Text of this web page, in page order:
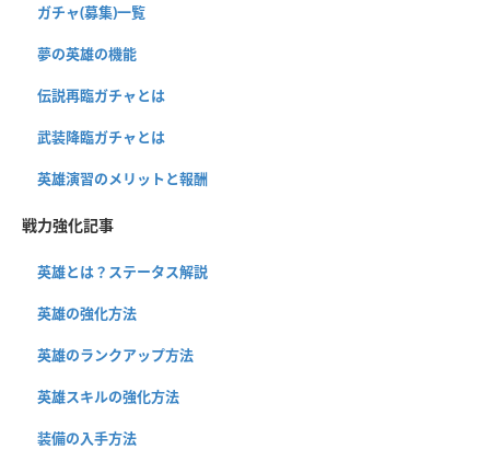
ガチャ(募集)一覧
夢の英雄の機能
伝説再臨ガチャとは
武装降臨ガチャとは
英雄演習のメリットと報酬
戦力強化記事
英雄とは？ステータス解説
英雄の強化方法
英雄のランクアップ方法
英雄スキルの強化方法
装備の入手方法